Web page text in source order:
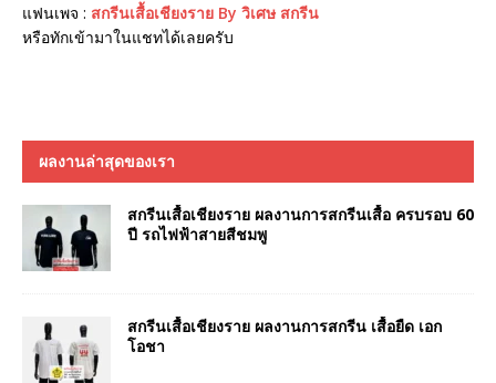
แฟนเพจ : สกรีนเสื้อเชียงราย By วิเศษ สกรีน
หรือทักเข้ามาในแชทได้เลยครับ
ผลงานล่าสุดของเรา
สกรีนเสื้อเชียงราย ผลงานการสกรีนเสื้อ ครบรอบ 60
ปี รถไฟฟ้าสายสีชมพู
สกรีนเสื้อเชียงราย ผลงานการสกรีน เสื้อยืด เอก
โอชา